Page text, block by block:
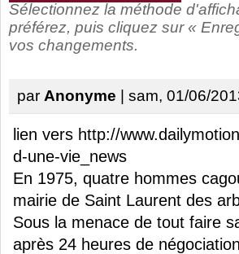
Sélectionnez la méthode
préférez, puis cliquez sur «
vos changements.
par Anonyme | sam, 01/06/
lien vers http://
d-une-vie_news
En 1975, quatre hommes
mairie de Saint Laurent des
Sous la menace de tout faire
après 24 heures de